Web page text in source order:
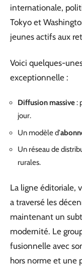
internationale,
Tokyo et
jeunes actifs aux
Voici quelques-
exceptionnelle :
Diffusion massive:
jour.
Un modèle d’
Un réseau de
rurales.
La ligne éditoriale,
a traversé les
maintenant un
modernité. Le
fusionnelle avec
hors norme et une